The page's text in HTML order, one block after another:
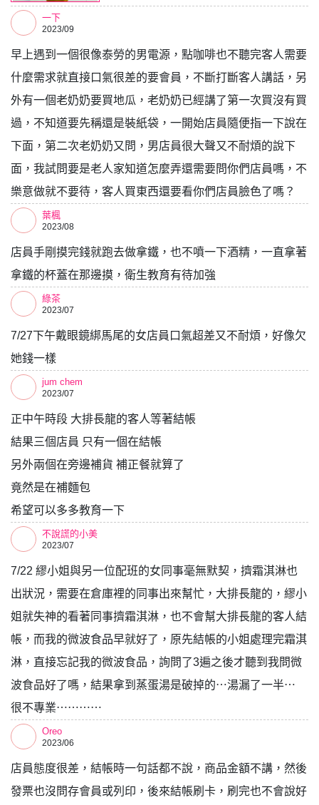
一下
2023/09
早上遇到一個很像泰勞的男電源，點咖啡也不聽完客人需要
什麼需求就直接口氣很差的要會員，不斷打斷客人講話，另
外有一個老奶奶要買地瓜，老奶奶已經講了第一次買沒有買
過，不知道要先稱還是裝紙袋，一開始店員隨便指一下說在
下面，第二次老奶奶又問，男店員很大聲又不耐煩的說下
面，我試問要是老人家知道怎麼弄還需要問你們店員嗎，不
樂意做就不要待，客人買東西還要看你們店員臉色了嗎？
葉楓
2023/08
店員手剛摸完錢就跑去做拿鐵，也不噴一下酒精，一直拿著
拿鐵的杯蓋在那邊摸，衛生教育有待加強
綠茶
2023/07
7/27下午戴眼鏡綁馬尾的女店員口氣超差又不耐煩，好像欠
她錢一樣
jum chem
2023/07
正中午時段 大排長龍的客人等著結帳
結果三個店員 只有一個在結帳
另外兩個在旁邊補貨 補正餐就算了
竟然是在補麵包
希望可以多多教育一下
不說謊的小美
2023/07
7/22 繆小姐與另一位配班的女同事毫無默契，擠霜淇淋也
出狀況，需要在倉庫裡的同事出來幫忙，大排長龍的，繆小
姐就失神的看著同事擠霜淇淋，也不會幫大排長龍的客人結
帳，而我的微波食品早就好了，原先結帳的小姐處理完霜淇
淋，直接忘記我的微波食品，詢問了3遍之後才聽到我問微
波食品好了嗎，結果拿到蒸蛋湯是破掉的⋯湯漏了一半⋯
很不專業⋯⋯⋯⋯
Oreo
2023/06
店員態度很差，結帳時一句話都不說，商品金額不講，然後
發票也沒問存會員或列印，後來結帳刷卡，刷完也不會說好